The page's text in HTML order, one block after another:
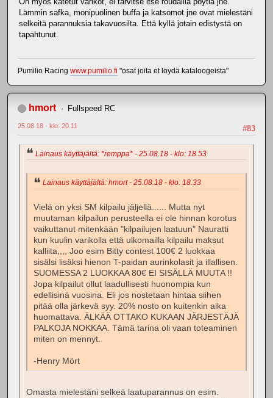
Lämmin safka, monipuolinen buffa ja katsomot jne ovat mielestäni
selkeitä parannuksia takavuosilta. Että kyllä jotain edistystä on
tapahtunut.
Pumilio Racing www.pumilio.fi "osat joita et löydä kataloogeista"
hmort Fullspeed RC
#83
25.08.18 - klo: 20.11
Lainaus käyttäjältä: *remppa* - 25.08.18 - klo: 18.53
Lainaus käyttäjältä: hmort - 25.08.18 - klo: 18.33
Vielä on yksi SM kilpailu jäljellä...... Mutta nyt
muutaman kilpailun perusteella ei ole hinnan korotus
vaikuttanut mitenkään "kilpailujen laatuun" Nauratti
kun kuulin varikolla että ulkomailla kilpailu maksut
kalliita,,,, Joo esim Bitty contest 100€ 2 luokkaa
sisälsi lisäksi hienon T-paidan aurinkolasit ja illallisen.
SUOMESSA 2 LUOKKAA 80€ EI SISÄLLÄ MUUTA !!
Jopa kilpailut ollut laadullisesti huonompia kun
edellisinä vuosina. Eli jos nostetaan hintaa siihen
pitää olla järkevä syy. 20% nosto on kuitenkin aika
huomattava. ÄLKÄÄ OTTAKO KUKAAN JÄRJESTÄJÄ
PALKOJA NOKKAA. Tämä tarina oli vaan toteaminen
miten on mennyt.
-Henry Mört
Omasta mielestäni selkeä laatuparannus on esim.